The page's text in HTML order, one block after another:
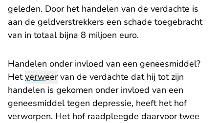
geleden. Door het handelen van de verdachte is
aan de geldverstrekkers een schade toegebracht
van in totaal bijna 8 miljoen euro.
Handelen onder invloed van een geneesmiddel?
Hetverweervan de verdachte dat hij tot zijn
handelen is gekomen onder invloed van een
geneesmiddel tegen depressie, heeft het hof
verworpen. Het hof raadpleegde daarvoor twee